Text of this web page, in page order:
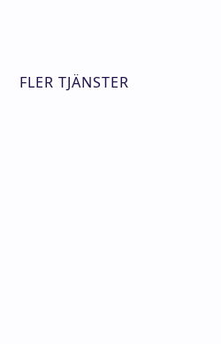
FLER TJÄNSTER